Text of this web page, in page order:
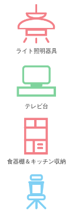
ライト照明器具
テレビ台
食器棚＆キッチン収納